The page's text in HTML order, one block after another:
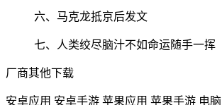
六、马克龙抵京后发文
七、人类绞尽脑汁不如命运随手一挥
厂商其他下载
安卓应用 安卓手游 苹果应用 苹果手游 电脑